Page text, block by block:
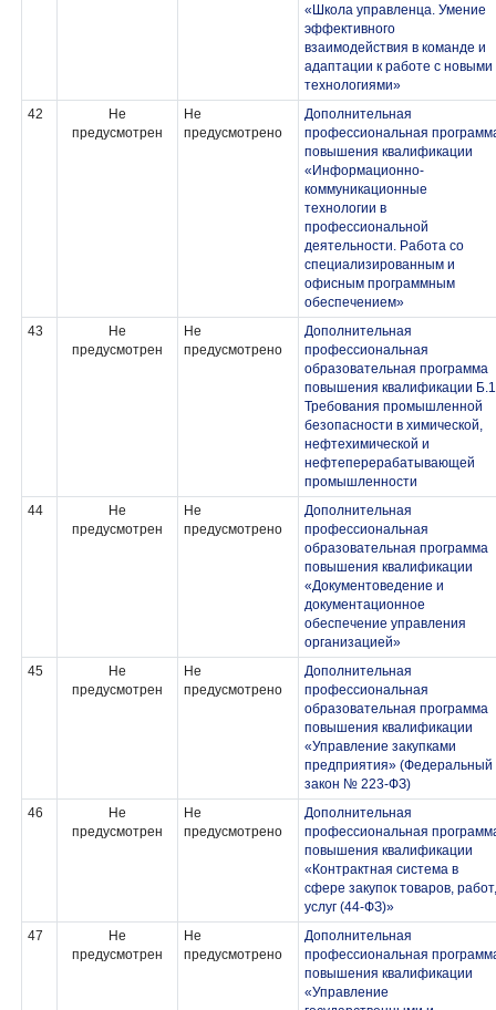
«Школа управленца. Умение
эффективного
взаимодействия в команде и
адаптации к работе с новыми
технологиями»
42
Не
предусмотрен
Не
предусмотрено
Дополнительная
профессиональная
повышения квалификации
«Информационно-
коммуникационные
технологии в
профессиональной
деятельности. Работа со
специализированным и
офисным программным
обеспечением»
43
Не
предусмотрен
Не
предусмотрено
Дополнительная
профессиональная
образовательная программа
повышения квалификации
Требования промышленной
безопасности в химической,
нефтехимической и
нефтеперерабатывающей
промышленности
44
Не
предусмотрен
Не
предусмотрено
Дополнительная
профессиональная
образовательная программа
повышения квалификации
«Документоведение и
документационное
обеспечение управления
организацией»
45
Не
предусмотрен
Не
предусмотрено
Дополнительная
профессиональная
образовательная программа
повышения квалификации
«Управление закупками
предприятия» (Федеральный
закон № 223-ФЗ)
46
Не
предусмотрен
Не
предусмотрено
Дополнительная
профессиональная
повышения квалификации
«Контрактная система в
сфере закупок товаров, работ,
услуг (44-ФЗ)»
47
Не
предусмотрен
Не
предусмотрено
Дополнительная
профессиональная
повышения квалификации
«Управление